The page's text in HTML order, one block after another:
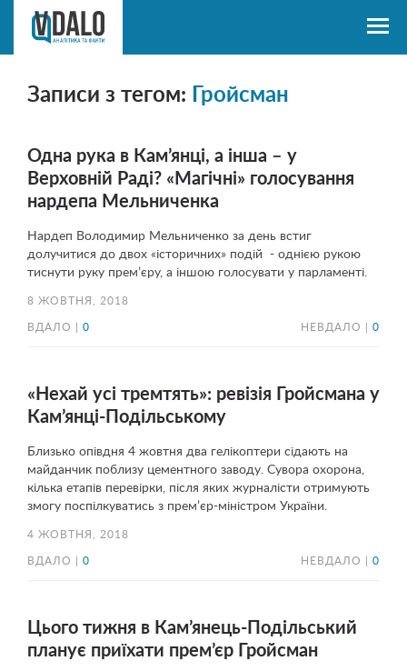
Записи з тегом: Гройсман
Одна рука в Кам’янці, а інша – у
Верховній Раді? «Магічні» голосування
нардепа Мельниченка
Нардеп Володимир Мельниченко за день встиг
долучитися до двох «історичних» подій - однією рукою
тиснути руку прем’єру, а іншою голосувати у парламенті.
8 ЖОВТНЯ, 2018
ВДАЛО | 0 НЕВДАЛО | 0
«Нехай усі тремтять»: ревізія Гройсмана у
Кам’янці-Подільському
Близько опівдня 4 жовтня два гелікоптери сідають на
майданчик поблизу цементного заводу. Сувора охорона,
кілька етапів перевірки, після яких журналісти отримують
змогу поспілкуватись з прем’єр-міністром України.
4 ЖОВТНЯ, 2018
ВДАЛО | 0 НЕВДАЛО | 0
Цього тижня в Кам’янець-Подільський
планує приїхати прем’єр Гройсман